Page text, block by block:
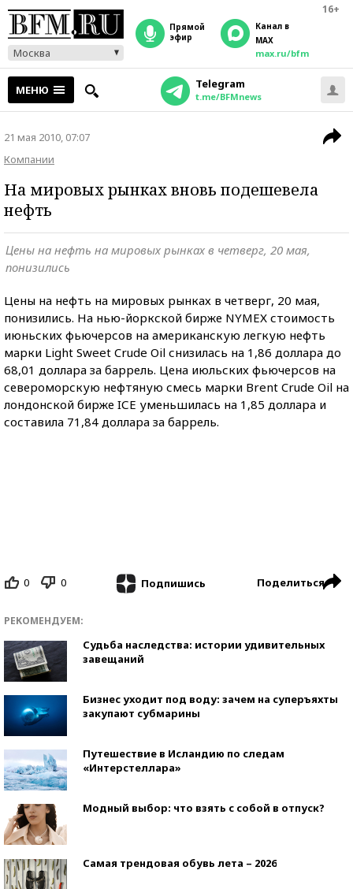
16+
Москва
прямой
эфир
Канал в
MAX
max.ru/bfm
МЕНЮ Telegram
t.me/BFMnews
21 мая 2010, 07:07
Компании
На мировых рынках вновь подешевела
нефть
Цены на нефть на мировых рынках в четверг, 20 мая,
понизились
Цены на нефть на мировых рынках в четверг, 20 мая,
понизились. На нью-йоркской бирже NYMEХ стоимость
июньских фьючерсов на американскую легкую нефть
марки Light Sweet Crude Oil снизилась на 1,86 доллара до
68,01 доллара за баррель. Цена июльских фьючерсов на
североморскую нефтяную смесь марки Brent Crude Oil на
лондонской бирже IСE уменьшилась на 1,85 доллара и
составила 71,84 доллара за баррель.
0 0 Подпишись Поделиться
РЕКОМЕНДУЕМ:
Судьба наследства: истории удивительных
завещаний
Бизнес уходит под воду: зачем на суперъяхты
закупают субмарины
Путешествие в Исландию по следам
«Интерстеллара»
Модный выбор: что взять с собой в отпуск?
Самая трендовая обувь лета – 2026